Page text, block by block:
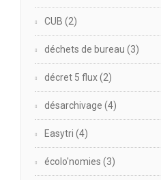
CUB (2)
déchets de bureau (3)
décret 5 flux(2)
désarchivage (4)
Easytri (4)
écolo'nomies (3)